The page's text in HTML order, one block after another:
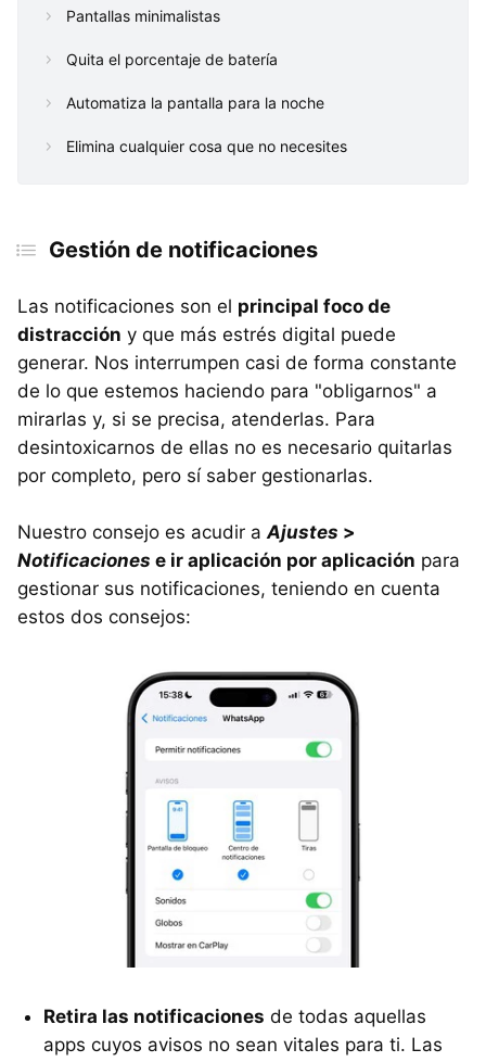
Pantallas minimalistas
Quita el porcentaje de batería
Automatiza la pantalla para la noche
Elimina cualquier cosa que no necesites
Gestión de notificaciones
Las notificaciones son el principal foco de
distracción y que más estrés digital puede
generar. Nos interrumpen casi de forma constante
de lo que estemos haciendo para "obligarnos" a
mirarlas y, si se precisa, atenderlas. Para
desintoxicarnos de ellas no es necesario quitarlas
por completo, pero sí saber gestionarlas.
Nuestro consejo es acudir aAjustes >
Notificaciones e ir aplicación por aplicación para
gestionar sus notificaciones, teniendo en cuenta
estos dos consejos:
Retira las notificaciones de todas aquellas
apps cuyos avisos no sean vitales para ti. Las